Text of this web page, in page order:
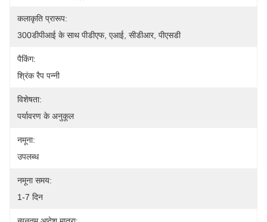
कलाकृति प्रारूप:
300डीपीआई के साथ पीडीएफ, एआई, सीडीआर, पीएसडी
पैकिंग:
श्रिंक रैप पन्नी
विशेषता:
पर्यावरण के अनुकूल
नमूना:
उपलब्ध
नमूना समय:
1-7 दिन